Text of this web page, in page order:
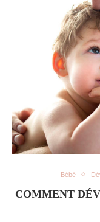
Bébé
COMMENT